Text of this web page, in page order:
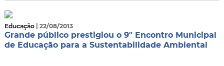
Educação | 22/08/2013
Grande público prestigiou o 9º Encontro Municipal
de Educação para a Sustentabilidade Ambiental